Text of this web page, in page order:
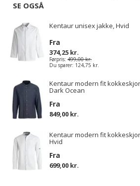
SE OGSÅ
Kentaur unisex jakke, Hvid
Fra
374,25 kr.
Førpris: 499,00 kr.
Du sparer: 124,75 kr.
Kentaur modern fit
Dark Ocean
Fra
849,00 kr.
Kentaur modern fit
Hvid
Fra
699,00 kr.